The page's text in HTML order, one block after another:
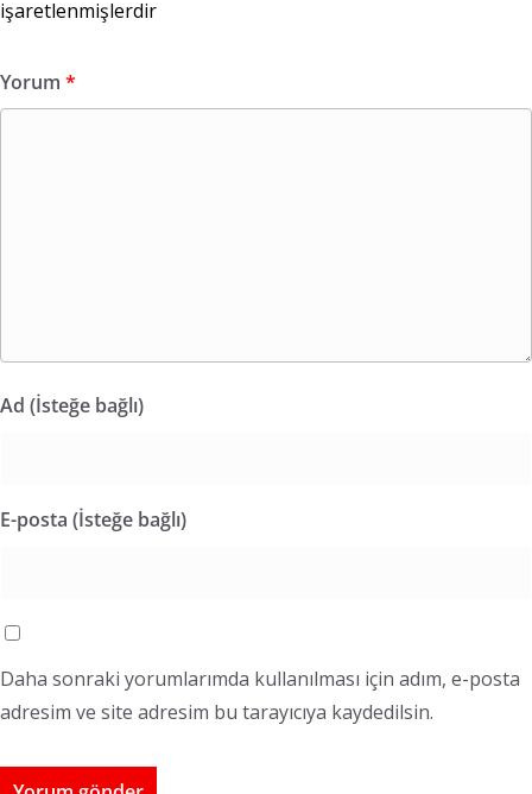
işaretlenmişlerdir
Yorum *
Ad (İsteğe bağlı)
E-posta (İsteğe bağlı)
Daha sonraki yorumlarımda kullanılması için adım, e-posta
adresim ve site adresim bu tarayıcıya kaydedilsin.